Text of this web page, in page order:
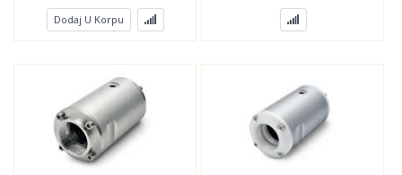
Dodaj U Korpu